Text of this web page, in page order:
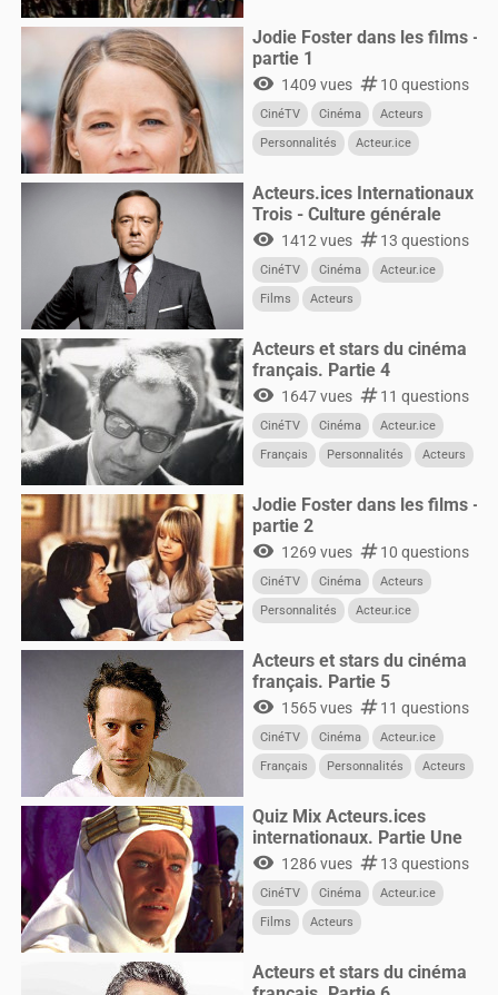
Jodie Foster dans les films -
partie 1
visibility 1409 vues numbers10 questions
CinéTV Cinéma
Acteurs
Personnalités
Acteur.ice
Acteurs.ices Internationaux
Trois - Culture générale
visibility 1412 vues numbers13 questions
CinéTV Cinéma
Acteur.ice
Films
Acteurs
Acteurs et stars du cinéma
français. Partie 4
visibility 1647 vues numbers11 questions
CinéTV Cinéma
Acteur.ice
Français
Personnalités Acteurs
Jodie Foster dans les films -
partie 2
visibility 1269 vues numbers10 questions
CinéTV Cinéma
Acteurs
Personnalités
Acteur.ice
Acteurs et stars du cinéma
français. Partie 5
visibility 1565 vues numbers11 questions
CinéTV Cinéma
Acteur.ice
Français
Personnalités Acteurs
Quiz Mix Acteurs.ices
internationaux. Partie Une
visibility 1286 vues numbers13 questions
CinéTV Cinéma
Acteur.ice
Films
Acteurs
Acteurs et stars du cinéma